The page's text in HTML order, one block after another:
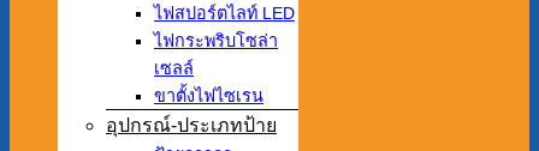
ไฟสปอร์ตไลท์ LED
ไฟกระพริบโซล่า
เซลล์
ขาตั้งไฟไซเรน
อุปกรณ์-ประเภทป้าย